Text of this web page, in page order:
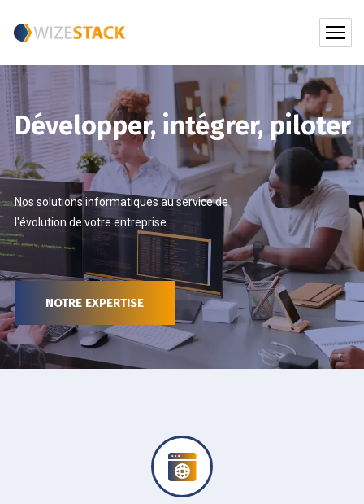
NOTRE EXPERTISE
Nos solutions informatiques au service de
l'évolution de votre entreprise.
Développer, intégrer, piloter